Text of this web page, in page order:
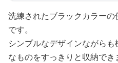
洗練されたブラックカラー
です。
シンプルなデザインながら
なものをすっきりと収納でき